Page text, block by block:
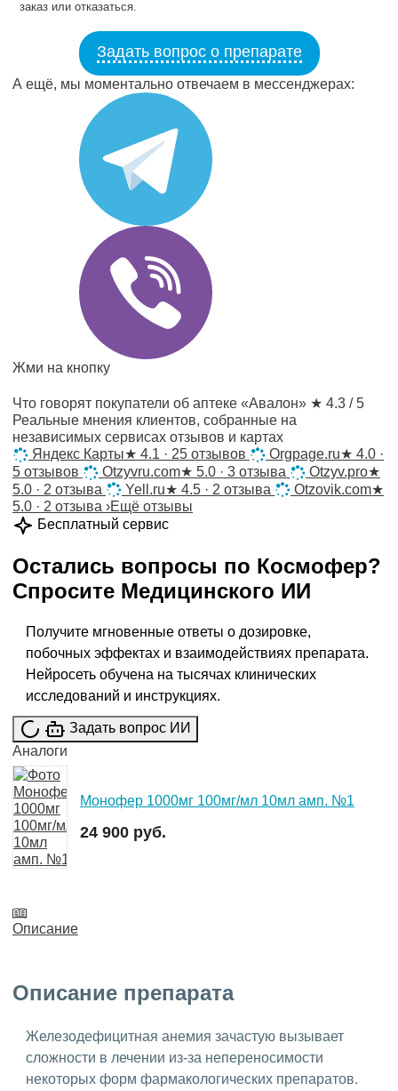
заказ или отказаться.
Задать вопрос о препарате
А ещё, мы моментально отвечаем в мессенджерах:
Жми на кнопку
Что говорят покупатели об аптеке «Авалон» ★ 4.3 / 5
Реальные мнения клиентов, собранные на
независимых сервисах отзывов и картах
Яндекс Карты★ 4.1 · 25 отзывов Orgpage.ru★ 4.0 ·
5 отзывов
Otzyvru.com★ 5.0 · 3 отзыва Otzyv.pro★
5.0 · 2 отзыва
Yell.ru★ 4.5 · 2 отзыва Otzovik.com★
5.0 · 2 отзыва ›Ещё отзывы
Бесплатный сервис
Остались вопросы по Космофер?
Спросите Медицинского ИИ
Получите мгновенные ответы о дозировке,
побочных эффектах и взаимодействиях препарата.
Нейросеть обучена на тысячах клинических
исследований и инструкциях.
Задать вопрос ИИ
Аналоги
Монофер 1000мг 100мг/мл 10мл амп. №1
24 900 руб.
Описание
Описание препарата
Железодефицитная анемия зачастую вызывает
сложности в лечении из-за непереносимости
некоторых форм фармакологических препаратов.